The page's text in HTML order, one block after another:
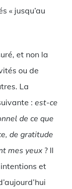
« jusqu’au
et non la
ou de
La
: est-ce
de ce que
de gratitude
mes yeux ? Il
et